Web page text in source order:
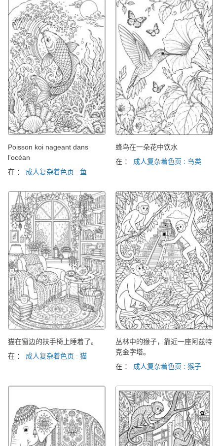
Poisson koi nageant dans
l'océan
在 ： 成人复杂着色页 : 鱼
蜂鸟在一朵花中饮水
在 ： 成人复杂着色页 : 鸟类
猫在窗边的扶手椅上睡着了。
在 ： 成人复杂着色页 : 猫
丛林中的猴子，靠近一座阿兹特
克金字塔。
在 ： 成人复杂着色页 : 猴子